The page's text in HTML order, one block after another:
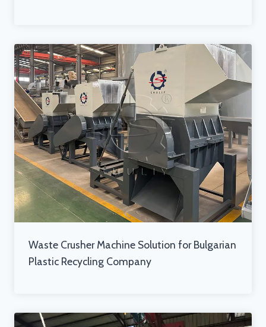
Waste Crusher Machine Solution for Bulgarian
Plastic Recycling Company